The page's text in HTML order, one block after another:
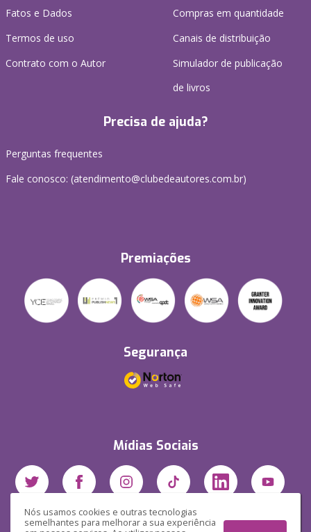
Nós usamos cookies e outras tecnologias
semelhantes para melhorar a sua experiência
Fatos e Dados
Termos de uso
Contrato com o Autor
Compras em quantidade
Canais de distribuição
Simulador de publicação
de livros
Precisa de ajuda?
Perguntas frequentes
Fale conosco: (atendimento@clubedeautores.com.br)
Premiações
Segurança
Mídias Sociais